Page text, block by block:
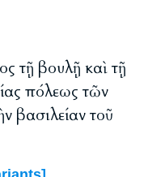
τῇ βουλῇ καὶ τῇ
πόλεως τῶν
βασιλείαν τοῦ